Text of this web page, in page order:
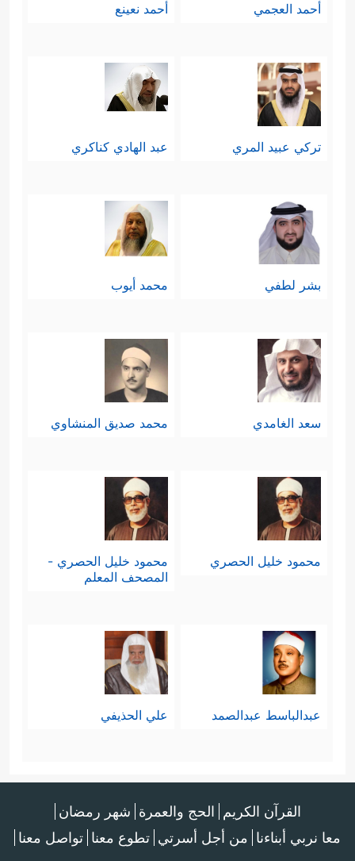
أحمد العجمي أحمد نعينع
تركي عبيد المري عبد الهادي كناكري
بشر لطفي محمد أيوب
سعد الغامدي محمد صديق المنشاوي
محمود خليل الحصري
محمود خليل الحصري -
المصحف المعلم
عبدالباسط عبدالصمد علي الحذيفي
القرآن الكريم الحج والعمرة شهر رمضان
معا نربي أبناءنا من أجل أسرتي تطوع معنا تواصل معنا